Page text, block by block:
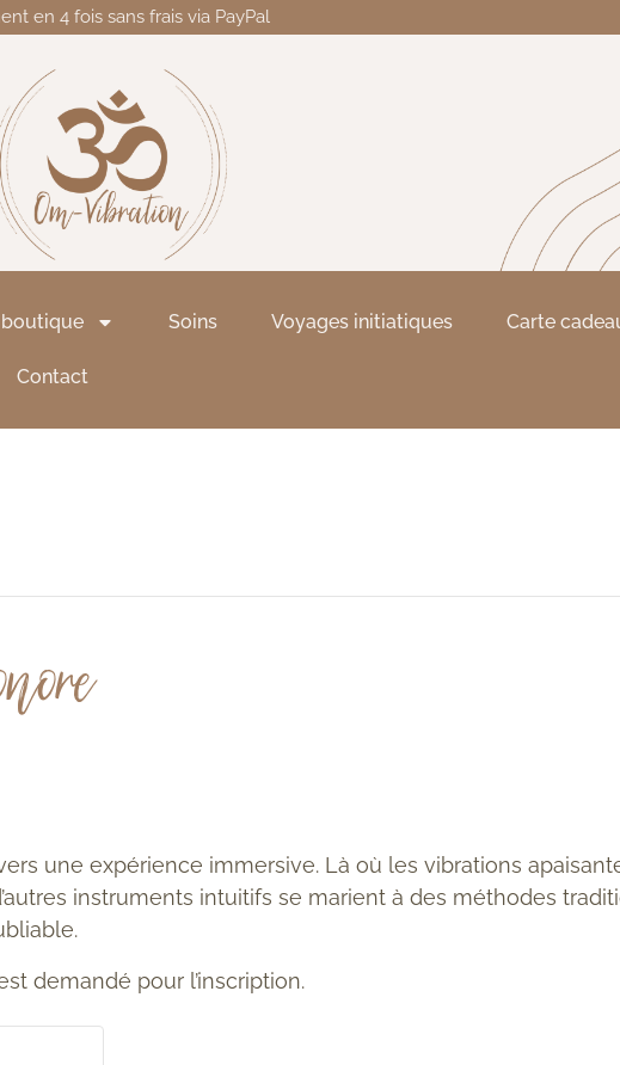
en 4 fois sans frais via PayPal
Soins Voyages initiatiques Carte
Contact
une expérience immersive. Là où les vibrations
instruments intuitifs se marient à des méthodes
demandé pour l’inscription.